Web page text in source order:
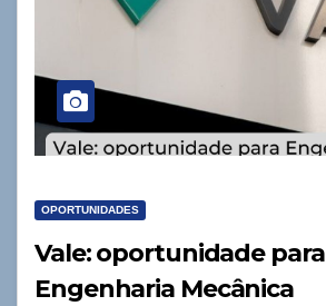
OPORTUNIDADES
Vale: oportunidade para
Engenharia Mecânica